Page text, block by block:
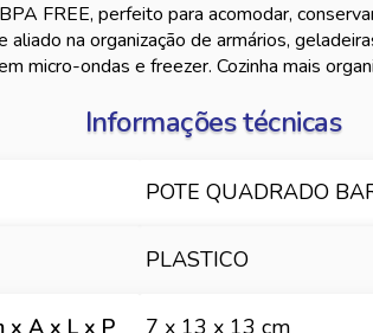
FREE, perfeito para acomodar,
na organização de armários,
micro-ondas e freezer. Cozinha mais
Informações técnicas
POTE QUADRADO
PLASTICO
x A x L x P 7 x 13 x 13 cm